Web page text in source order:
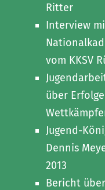
Ritter
Interview
vom KKSV
über
Jugend-
Dennis
2013
Bericht